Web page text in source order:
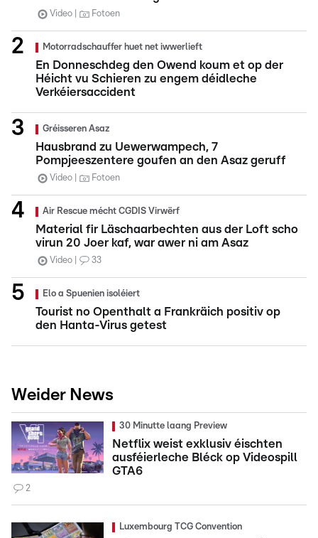
Video Fotoen
Motorradschauffer huet net iwwerlieft
En Donneschdeg den Owend koum et op der
Héicht vu Schieren zu engem déidleche
Verkéiersaccident
Gréisseren Asaz
Hausbrand zu Uewerwampech, 7
Pompjeeszentere goufen an den Asaz geruff
Video Fotoen
Air Rescue mécht CGDIS Virwërf
Material fir Läschaarbechten aus der Loft scho
virun 20 Joer kaf, war awer ni am Asaz
Video 33
Elo a Spuenien isoléiert
Tourist no Openthalt a Frankräich positiv op
den Hanta-Virus getest
Weider News
30 Minutte laang Preview
Netflix weist exklusiv éischten
ausféierleche Bléck op Videospill
GTA6
2
Luxembourg TCG Convention